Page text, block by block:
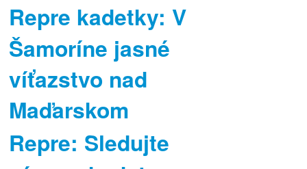
Repre kadetky: V
Šamoríne jasné
víťazstvo nad
Maďarskom
Repre: Sledujte